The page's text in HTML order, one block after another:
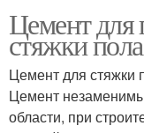
Цемент для
стяжки пола
Цемент для стяжки
Цемент
области, при